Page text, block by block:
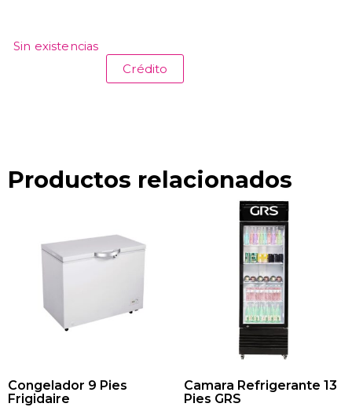
Sin existencias
Crédito
Productos relacionados
Congelador 9 Pies
Frigidaire
Camara Refrigerante 13
Pies GRS